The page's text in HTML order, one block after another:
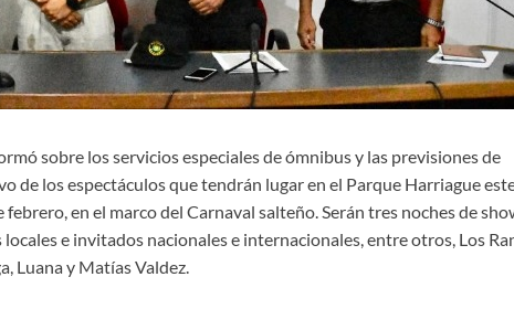
sobre los servicios especiales de ómnibus y las previsiones de
de los espectáculos que tendrán lugar en el Parque Harriague
en el marco del Carnaval salteño. Serán tres noches de
e invitados nacionales e internacionales, entre otros, Los
Luana y Matías Valdez.